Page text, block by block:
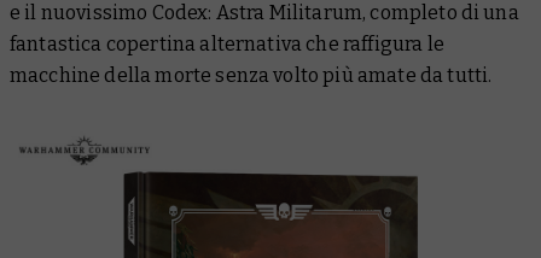
e il nuovissimo Codex: Astra Militarum, completo di una
fantastica copertina alternativa che raffigura le
macchine della morte senza volto più amate da tutti.